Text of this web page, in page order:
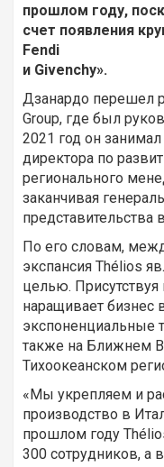
прошлом году,
счет появления
Fendi
и Givenchy».
Дзанардо перешел
Group, где был
2021 год он
директора по
регионального
заканчивая
представительства
По его словам,
экспансия Thélios
целью.
наращивает бизнес
экспоненциальные
также на Ближнем
Тихоокеанском
«Мы укрепляем и
производство в
прошлом году
300 сотрудников, а